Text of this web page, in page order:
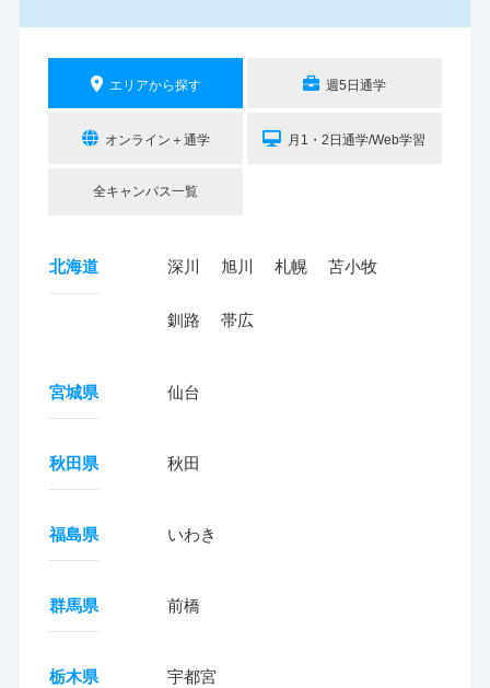
エリアから探す 週5日通学
オンライン＋通学 月1・2日通学/Web学習
全キャンパス一覧
北海道 深川 旭川 札幌 苫小牧
釧路 帯広
宮城県 仙台
秋田県 秋田
福島県 いわき
群馬県 前橋
栃木県 宇都宮